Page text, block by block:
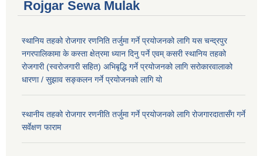
Rojgar Sewa Mulak
स्थानिय तहको रोजगार रणनिति तर्जुमा गर्ने प्रयोजनको लागि यस चन्द्रपुर
नगरपालिकामा के कस्ता क्षेत्रमा ध्यान दिनु पर्ने एवम् कसरी स्थानिय तहको
रोजगारी (स्वरोजगारी सहित) अभिबृद्धि गर्ने प्रयोजनको लागि सरोकारवालाको
धारणा / सुझाव सङ्कलन गर्ने प्रयोजनको लागि यो
स्थानीय तहको रोजगार रणनीति तर्जुमा गर्ने प्रयोजनको लागि रोजगारदातासँग गर्ने
सर्वेक्षण फाराम